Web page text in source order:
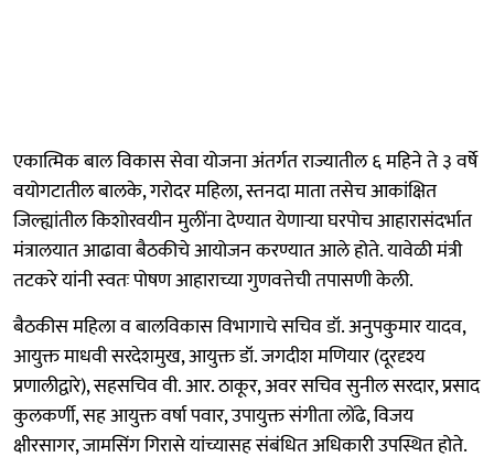
एकात्मिक बाल विकास सेवा योजना अंतर्गत राज्यातील ६ महिने ते ३ वर्षे
वयोगटातील बालके, गरोदर महिला, स्तनदा माता तसेच आकांक्षित
जिल्ह्यांतील किशोरवयीन मुलींना देण्यात येणाऱ्या घरपोच आहारासंदर्भात
मंत्रालयात आढावा बैठकीचे आयोजन करण्यात आले होते. यावेळी मंत्री
तटकरे यांनी स्वतः पोषण आहाराच्या गुणवत्तेची तपासणी केली.
बैठकीस महिला व बालविकास विभागाचे सचिव डॉ. अनुपकुमार यादव,
आयुक्त माधवी सरदेशमुख, आयुक्त डॉ. जगदीश मणियार (दूरदृश्य
प्रणालीद्वारे), सहसचिव वी. आर. ठाकूर, अवर सचिव सुनील सरदार, प्रसाद
कुलकर्णी, सह आयुक्त वर्षा पवार, उपायुक्त संगीता लोंढे, विजय
क्षीरसागर, जामसिंग गिरासे यांच्यासह संबंधित अधिकारी उपस्थित होते.